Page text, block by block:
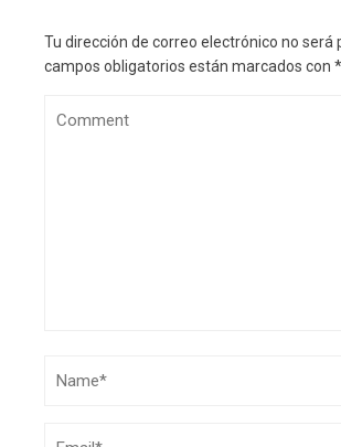
Tu dirección de correo electrónico no será
campos obligatorios están marcados con *